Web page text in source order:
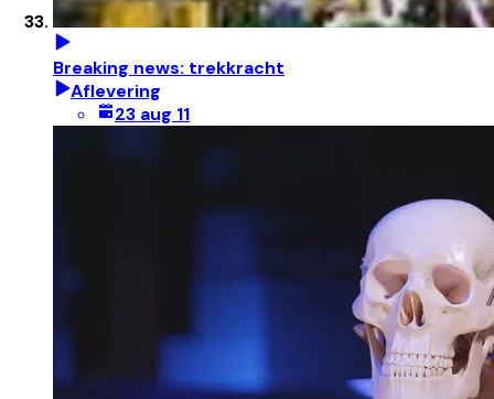
Breaking news: trekkracht
Aflevering
23 aug 11